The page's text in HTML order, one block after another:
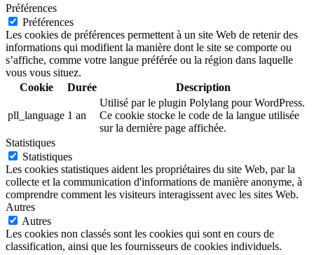
Préférences
Préférences
Les cookies de préférences permettent à un site Web de retenir des
informations qui modifient la manière dont le site se comporte ou
s’affiche, comme votre langue préférée ou la région dans laquelle
vous vous situez.
Cookie
Durée Description
pll_language 1 an
Utilisé par le plugin Polylang pour WordPress.
Ce cookie stocke le code de la langue utilisée
sur la dernière page affichée.
Statistiques
Statistiques
Les cookies statistiques aident les propriétaires du site Web, par la
collecte et la communication d'informations de manière anonyme, à
comprendre comment les visiteurs interagissent avec les sites Web.
Autres
Autres
Les cookies non classés sont les cookies qui sont en cours de
classification, ainsi que les fournisseurs de cookies individuels.